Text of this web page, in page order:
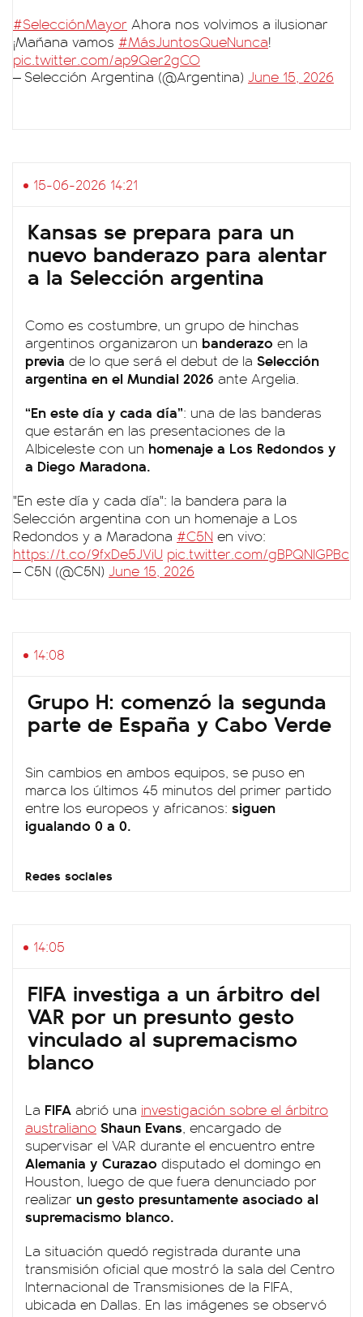
#SelecciónMayor Ahora nos volvimos a ilusionar
¡Mañana vamos #MásJuntosQueNunca!
pic.twitter.com/ap9Qer2gCO
— Selección Argentina (@Argentina) June 15, 2026
15-06-2026 14:21
Kansas se prepara para un
nuevo banderazo para alentar
a la Selección argentina
Como es costumbre, un grupo de hinchas
argentinos organizaron un banderazo en la
previa de lo que será el debut de la Selección
argentina en el Mundial 2026 ante Argelia.
“En este día y cada día”: una de las banderas
que estarán en las presentaciones de la
Albiceleste con un homenaje a Los Redondos y
a Diego Maradona.
"En este día y cada día": la bandera para la
Selección argentina con un homenaje a Los
Redondos y a Maradona #C5N en vivo:
https://t.co/9fxDe5JViU pic.twitter.com/gBPQNIGPBc
— C5N (@C5N) June 15, 2026
14:08
Grupo H: comenzó la segunda
parte de España y Cabo Verde
Sin cambios en ambos equipos, se puso en
marca los últimos 45 minutos del primer partido
entre los europeos y africanos: siguen
igualando 0 a 0.
Redes sociales
14:05
FIFA investiga a un árbitro del
VAR por un presunto gesto
vinculado al supremacismo
blanco
La FIFA abrió una investigación sobre el árbitro
australiano Shaun Evans, encargado de
supervisar el VAR durante el encuentro entre
Alemania y Curazao disputado el domingo en
Houston, luego de que fuera denunciado por
realizar un gesto presuntamente asociado al
supremacismo blanco.
La situación quedó registrada durante una
transmisión oficial que mostró la sala del Centro
Internacional de Transmisiones de la FIFA,
ubicada en Dallas. En las imágenes se observó